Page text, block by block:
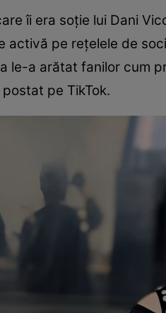
îi era soție lui Dani
activă pe rețelele de
le-a arătat fanilor cum
pe TikTok.